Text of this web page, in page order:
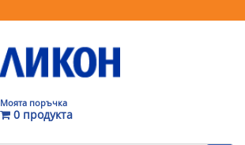
Моята поръчка
0 продукта